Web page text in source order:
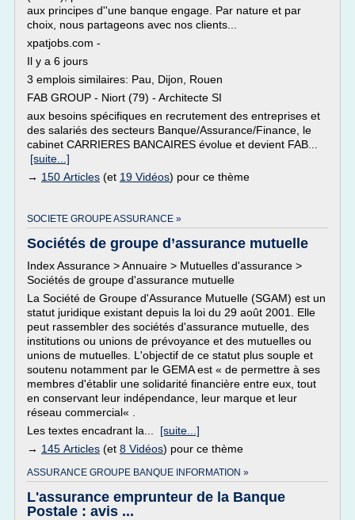
aux principes d''une banque engage. Par nature et par
choix, nous partageons avec nos clients...
xpatjobs.com -
Il y a 6 jours
3 emplois similaires: Pau, Dijon, Rouen
FAB GROUP - Niort (79) - Architecte SI
aux besoins spécifiques en recrutement des entreprises et
des salariés des secteurs Banque/Assurance/Finance, le
cabinet CARRIERES BANCAIRES évolue et devient FAB...
[suite...]
→ 150 Articles (et 19 Vidéos) pour ce thème
SOCIETE GROUPE ASSURANCE »
Sociétés de groupe d’assurance mutuelle
Index Assurance > Annuaire > Mutuelles d'assurance >
Sociétés de groupe d'assurance mutuelle
La Société de Groupe d'Assurance Mutuelle (SGAM) est un
statut juridique existant depuis la loi du 29 août 2001. Elle
peut rassembler des sociétés d'assurance mutuelle, des
institutions ou unions de prévoyance et des mutuelles ou
unions de mutuelles. L'objectif de ce statut plus souple et
soutenu notamment par le GEMA est « de permettre à ses
membres d'établir une solidarité financière entre eux, tout
en conservant leur indépendance, leur marque et leur
réseau commercial« .
Les textes encadrant la... [suite...]
→ 145 Articles (et 8 Vidéos) pour ce thème
ASSURANCE GROUPE BANQUE INFORMATION »
L'assurance emprunteur de la Banque
Postale : avis ...